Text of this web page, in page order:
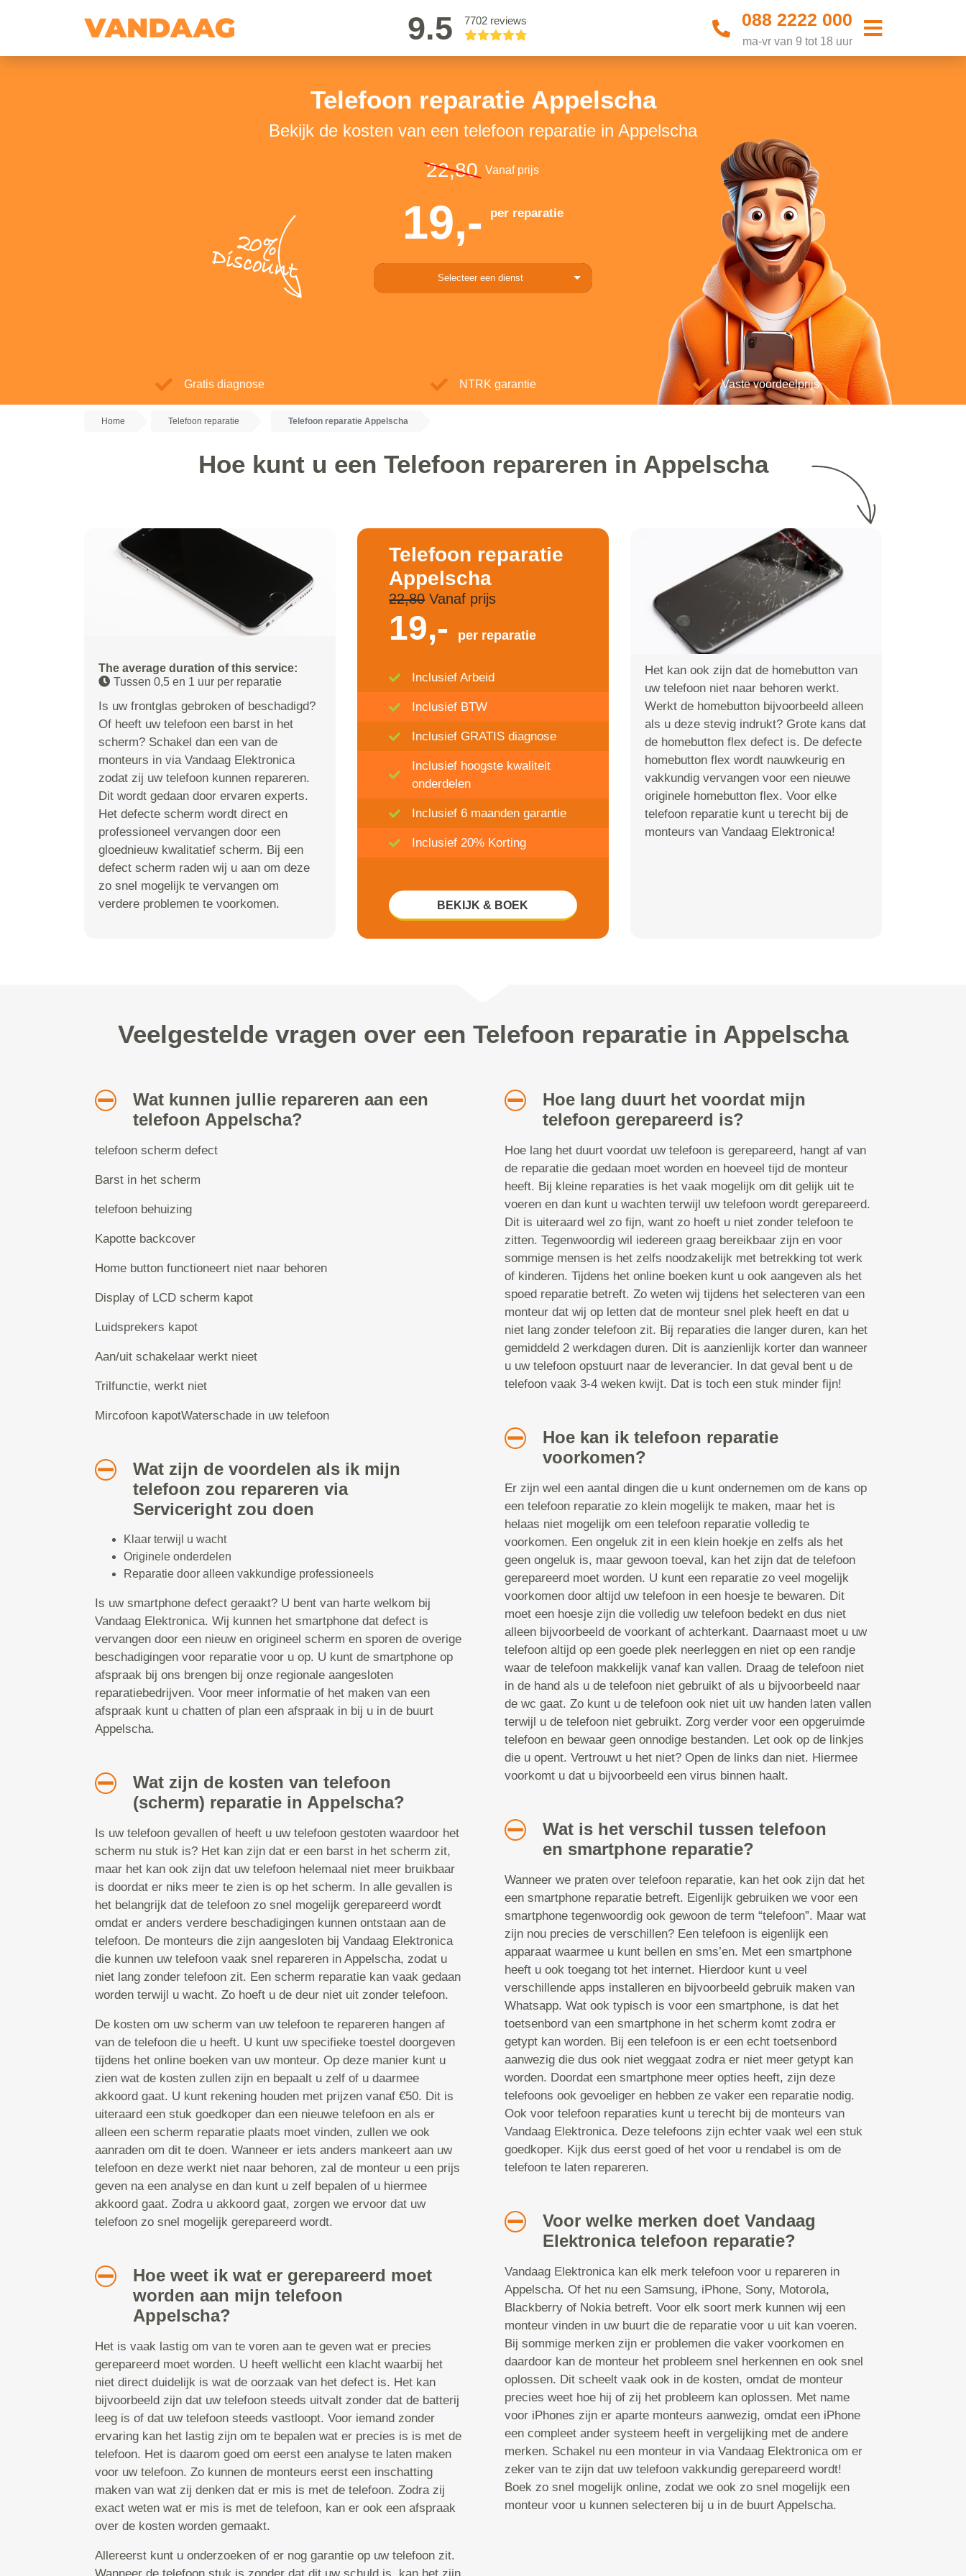
9.5 7702 reviews 088 2222 000
ma-vr van 9 tot 18 uur
Telefoon reparatie Appelscha
Bekijk de kosten van een telefoon reparatie in Appelscha
20%
Discount
22,80 Vanaf prijs
19,- per reparatie
Selecteer een dienst
Gratis diagnose NTRK garantie Vaste voordeelprijs
Home Telefoon reparatie Telefoon reparatie Appelscha
Hoe kunt u een Telefoon repareren in Appelscha
The average duration of this service:
Tussen 0,5 en 1 uur per reparatie
Is uw frontglas gebroken of beschadigd?
Of heeft uw telefoon een barst in het
scherm? Schakel dan een van de
monteurs in via Vandaag Elektronica
zodat zij uw telefoon kunnen repareren.
Dit wordt gedaan door ervaren experts.
Het defecte scherm wordt direct en
professioneel vervangen door een
gloednieuw kwalitatief scherm. Bij een
defect scherm raden wij u aan om deze
zo snel mogelijk te vervangen om
verdere problemen te voorkomen.
Telefoon reparatie
Appelscha
22,80Vanaf prijs
19,- per reparatie
Inclusief Arbeid
Inclusief BTW
Inclusief GRATIS diagnose
Inclusief hoogste kwaliteit
onderdelen
Inclusief 6 maanden garantie
Inclusief 20% Korting
BEKIJK & BOEK
Het kan ook zijn dat de homebutton van
uw telefoon niet naar behoren werkt.
Werkt de homebutton bijvoorbeeld alleen
als u deze stevig indrukt? Grote kans dat
de homebutton flex defect is. De defecte
homebutton flex wordt nauwkeurig en
vakkundig vervangen voor een nieuwe
originele homebutton flex. Voor elke
telefoon reparatie kunt u terecht bij de
monteurs van Vandaag Elektronica!
Veelgestelde vragen over een Telefoon reparatie in Appelscha
Wat kunnen jullie repareren aan een
telefoon Appelscha?
telefoon scherm defect
Barst in het scherm
telefoon behuizing
Kapotte backcover
Home button functioneert niet naar behoren
Display of LCD scherm kapot
Luidsprekers kapot
Aan/uit schakelaar werkt nieet
Trilfunctie, werkt niet
Mircofoon kapotWaterschade in uw telefoon
Wat zijn de voordelen als ik mijn
telefoon zou repareren via
Serviceright zou doen
Klaar terwijl u wacht
Originele onderdelen
Reparatie door alleen vakkundige professioneels
Is uw smartphone defect geraakt? U bent van harte welkom bij
Vandaag Elektronica. Wij kunnen het smartphone dat defect is
vervangen door een nieuw en origineel scherm en sporen de overige
beschadigingen voor reparatie voor u op. U kunt de smartphone op
afspraak bij ons brengen bij onze regionale aangesloten
reparatiebedrijven. Voor meer informatie of het maken van een
afspraak kunt u chatten of plan een afspraak in bij u in de buurt
Appelscha.
Wat zijn de kosten van telefoon
(scherm) reparatie in Appelscha?
Is uw telefoon gevallen of heeft u uw telefoon gestoten waardoor het
scherm nu stuk is? Het kan zijn dat er een barst in het scherm zit,
maar het kan ook zijn dat uw telefoon helemaal niet meer bruikbaar
is doordat er niks meer te zien is op het scherm. In alle gevallen is
het belangrijk dat de telefoon zo snel mogelijk gerepareerd wordt
omdat er anders verdere beschadigingen kunnen ontstaan aan de
telefoon. De monteurs die zijn aangesloten bij Vandaag Elektronica
die kunnen uw telefoon vaak snel repareren in Appelscha, zodat u
niet lang zonder telefoon zit. Een scherm reparatie kan vaak gedaan
worden terwijl u wacht. Zo hoeft u de deur niet uit zonder telefoon.
De kosten om uw scherm van uw telefoon te repareren hangen af
van de telefoon die u heeft. U kunt uw specifieke toestel doorgeven
tijdens het online boeken van uw monteur. Op deze manier kunt u
zien wat de kosten zullen zijn en bepaalt u zelf of u daarmee
akkoord gaat. U kunt rekening houden met prijzen vanaf €50. Dit is
uiteraard een stuk goedkoper dan een nieuwe telefoon en als er
alleen een scherm reparatie plaats moet vinden, zullen we ook
aanraden om dit te doen. Wanneer er iets anders mankeert aan uw
telefoon en deze werkt niet naar behoren, zal de monteur u een prijs
geven na een analyse en dan kunt u zelf bepalen of u hiermee
akkoord gaat. Zodra u akkoord gaat, zorgen we ervoor dat uw
telefoon zo snel mogelijk gerepareerd wordt.
Hoe weet ik wat er gerepareerd moet
worden aan mijn telefoon
Appelscha?
Het is vaak lastig om van te voren aan te geven wat er precies
gerepareerd moet worden. U heeft wellicht een klacht waarbij het
niet direct duidelijk is wat de oorzaak van het defect is. Het kan
bijvoorbeeld zijn dat uw telefoon steeds uitvalt zonder dat de batterij
leeg is of dat uw telefoon steeds vastloopt. Voor iemand zonder
ervaring kan het lastig zijn om te bepalen wat er precies is is met de
telefoon. Het is daarom goed om eerst een analyse te laten maken
voor uw telefoon. Zo kunnen de monteurs eerst een inschatting
maken van wat zij denken dat er mis is met de telefoon. Zodra zij
exact weten wat er mis is met de telefoon, kan er ook een afspraak
over de kosten worden gemaakt.
Allereerst kunt u onderzoeken of er nog garantie op uw telefoon zit.
Hoe lang duurt het voordat mijn
telefoon gerepareerd is?
Hoe lang het duurt voordat uw telefoon is gerepareerd, hangt af van
de reparatie die gedaan moet worden en hoeveel tijd de monteur
heeft. Bij kleine reparaties is het vaak mogelijk om dit gelijk uit te
voeren en dan kunt u wachten terwijl uw telefoon wordt gerepareerd.
Dit is uiteraard wel zo fijn, want zo hoeft u niet zonder telefoon te
zitten. Tegenwoordig wil iedereen graag bereikbaar zijn en voor
sommige mensen is het zelfs noodzakelijk met betrekking tot werk
of kinderen. Tijdens het online boeken kunt u ook aangeven als het
spoed reparatie betreft. Zo weten wij tijdens het selecteren van een
monteur dat wij op letten dat de monteur snel plek heeft en dat u
niet lang zonder telefoon zit. Bij reparaties die langer duren, kan het
gemiddeld 2 werkdagen duren. Dit is aanzienlijk korter dan wanneer
u uw telefoon opstuurt naar de leverancier. In dat geval bent u de
telefoon vaak 3-4 weken kwijt. Dat is toch een stuk minder fijn!
Hoe kan ik telefoon reparatie
voorkomen?
Er zijn wel een aantal dingen die u kunt ondernemen om de kans op
een telefoon reparatie zo klein mogelijk te maken, maar het is
helaas niet mogelijk om een telefoon reparatie volledig te
voorkomen. Een ongeluk zit in een klein hoekje en zelfs als het
geen ongeluk is, maar gewoon toeval, kan het zijn dat de telefoon
gerepareerd moet worden. U kunt een reparatie zo veel mogelijk
voorkomen door altijd uw telefoon in een hoesje te bewaren. Dit
moet een hoesje zijn die volledig uw telefoon bedekt en dus niet
alleen bijvoorbeeld de voorkant of achterkant. Daarnaast moet u uw
telefoon altijd op een goede plek neerleggen en niet op een randje
waar de telefoon makkelijk vanaf kan vallen. Draag de telefoon niet
in de hand als u de telefoon niet gebruikt of als u bijvoorbeeld naar
de wc gaat. Zo kunt u de telefoon ook niet uit uw handen laten vallen
terwijl u de telefoon niet gebruikt. Zorg verder voor een opgeruimde
telefoon en bewaar geen onnodige bestanden. Let ook op de linkjes
die u opent. Vertrouwt u het niet? Open de links dan niet. Hiermee
voorkomt u dat u bijvoorbeeld een virus binnen haalt.
Wat is het verschil tussen telefoon
en smartphone reparatie?
Wanneer we praten over telefoon reparatie, kan het ook zijn dat het
een smartphone reparatie betreft. Eigenlijk gebruiken we voor een
smartphone tegenwoordig ook gewoon de term “telefoon”. Maar wat
zijn nou precies de verschillen? Een telefoon is eigenlijk een
apparaat waarmee u kunt bellen en sms’en. Met een smartphone
heeft u ook toegang tot het internet. Hierdoor kunt u veel
verschillende apps installeren en bijvoorbeeld gebruik maken van
Whatsapp. Wat ook typisch is voor een smartphone, is dat het
toetsenbord van een smartphone in het scherm komt zodra er
getypt kan worden. Bij een telefoon is er een echt toetsenbord
aanwezig die dus ook niet weggaat zodra er niet meer getypt kan
worden. Doordat een smartphone meer opties heeft, zijn deze
telefoons ook gevoeliger en hebben ze vaker een reparatie nodig.
Ook voor telefoon reparaties kunt u terecht bij de monteurs van
Vandaag Elektronica. Deze telefoons zijn echter vaak wel een stuk
goedkoper. Kijk dus eerst goed of het voor u rendabel is om de
telefoon te laten repareren.
Voor welke merken doet Vandaag
Elektronica telefoon reparatie?
Vandaag Elektronica kan elk merk telefoon voor u repareren in
Appelscha. Of het nu een Samsung, iPhone, Sony, Motorola,
Blackberry of Nokia betreft. Voor elk soort merk kunnen wij een
monteur vinden in uw buurt die de reparatie voor u uit kan voeren.
Bij sommige merken zijn er problemen die vaker voorkomen en
daardoor kan de monteur het probleem snel herkennen en ook snel
oplossen. Dit scheelt vaak ook in de kosten, omdat de monteur
precies weet hoe hij of zij het probleem kan oplossen. Met name
voor iPhones zijn er aparte monteurs aanwezig, omdat een iPhone
een compleet ander systeem heeft in vergelijking met de andere
merken. Schakel nu een monteur in via Vandaag Elektronica om er
zeker van te zijn dat uw telefoon vakkundig gerepareerd wordt!
Boek zo snel mogelijk online, zodat we ook zo snel mogelijk een
monteur voor u kunnen selecteren bij u in de buurt Appelscha.